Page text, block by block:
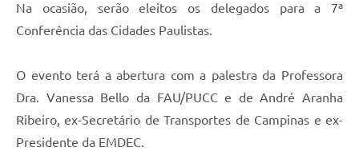
Na ocasião, serão eleitos os delegados para a 7ª
Conferência das Cidades Paulistas.
O evento terá a abertura com a palestra da Professora
Dra. Vanessa Bello da FAU/PUCC e de André Aranha
Ribeiro, ex-Secretário de Transportes de Campinas e ex-
Presidente da EMDEC.